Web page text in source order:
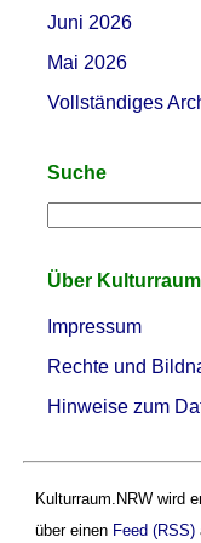
Juni 2026
Mai 2026
Vollständiges
Suche
Über
Impressum
Rechte und
Hinweise zum
Kulturraum.NRW wird
über einen Feed (RSS)